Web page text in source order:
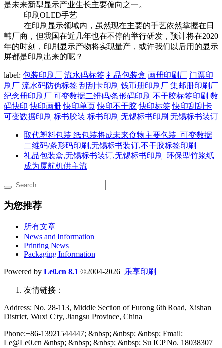
是未来新型显示产业生长主要偏向之一。
印刷OLED手艺
在印刷显示领域内，虽然现在主要的手艺依然掌握在日
韩厂商，但我国在近几年也在不停的举行研发，预计将在2020
年的时刻，印刷显示产物将实现量产，或许我们以后用的显示
屏都是印刷出来的呢？
label: 包装印刷厂 流水码标签 礼品包装盒 画册印刷厂 门票印
刷厂 流水码防伪标签 刮刮卡印刷 钱币册印刷厂 集邮册印刷厂
纪念册印刷厂 可变数据二维码/条形码印刷 不干胶标签印刷 数
码快印 快印画册 快印单页 快印不干胶 快印标签 快印刮刮卡
可变数据印刷 标书胶装 标书印刷 无锡标书印刷 无锡标书装订
取代塑料包装 纸包装将成未来食物主要包装_可变数据
二维码/条形码印刷,无锡标书装订,不干胶标签印刷
礼品包装盒,无锡标书装订,无锡标书印刷_环保型竹浆纸
成为厦航机供主流
为您推荐
所有文章
News and Information
Printing News
Packaging Information
Powered by Le0.cn 8.1 ©2004-2026 乐享印刷
友情链接：
Address: No. 28-113, Middle Section of Furong 6th Road, Xishan
District, Wuxi City, Jiangsu Province, China
Phone:+86-13921544447; &nbsp; &nbsp; &nbsp; Email:
Le@Le0.cn &nbsp; &nbsp; &nbsp; &nbsp; Su ICP No. 18038307